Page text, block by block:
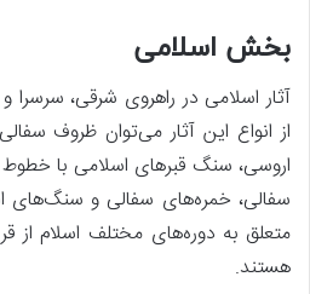
بخش اسلامی
آثار اسلامی در راهروی شرقی، سرسرا
از انواع این آثار می‌توان ظروف
اروسی، سنگ قبرهای اسلامی با
سفالی، خمره‌های سفالی و سنگ‌های
متعلق به دوره‌های مختلف اسلام از
هستند.